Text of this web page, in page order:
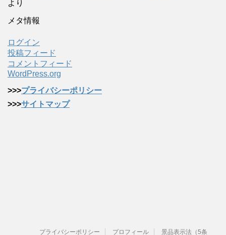
より
メタ情報
ログイン
投稿フィード
コメントフィード
WordPress.org
>>>プライバシーポリシー
>>>サイトマップ
プライバシーポリシー プロフィール 景品表示法（5条